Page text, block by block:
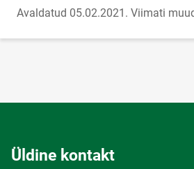
Avaldatud 05.02.2021. Viimati
Üldine kontakt